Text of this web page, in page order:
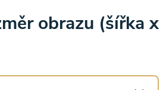
obrazu (šířka x